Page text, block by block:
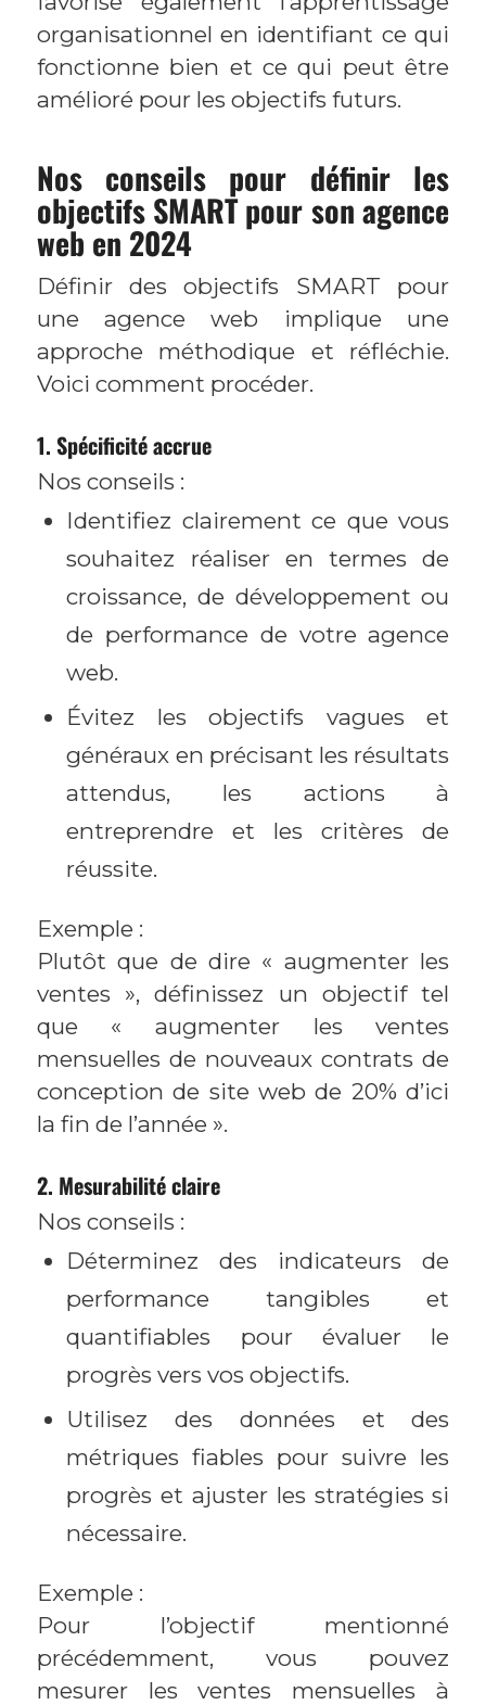
organisationnel en identifiant ce qui
fonctionne bien et ce qui peut être
amélioré pour les objectifs futurs.
Nos conseils pour définir les
objectifs SMART pour son agence
web en 2024
Définir des objectifs SMART pour
une agence web implique une
approche méthodique et réfléchie.
Voici comment procéder.
1. Spécificité accrue
Nos conseils :
Identifiez clairement ce que vous
souhaitez réaliser en termes de
croissance, de développement ou
de performance de votre agence
web.
Évitez les objectifs vagues et
généraux en précisant les résultats
attendus, les actions à
entreprendre et les critères de
réussite.
Exemple :
Plutôt que de dire « augmenter les
ventes », définissez un objectif tel
que « augmenter les ventes
mensuelles de nouveaux contrats de
conception de site web de 20% d’ici
la fin de l’année ».
2. Mesurabilité claire
Nos conseils :
Déterminez des indicateurs de
performance tangibles et
quantifiables pour évaluer le
progrès vers vos objectifs.
Utilisez des données et des
métriques fiables pour suivre les
progrès et ajuster les stratégies si
nécessaire.
Exemple :
Pour l’objectif mentionné
précédemment, vous pouvez
mesurer les ventes mensuelles à